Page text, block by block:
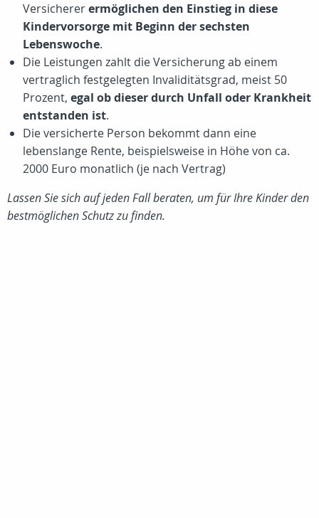
Versichererermöglichen den Einstieg in diese
Kindervorsorge mit Beginn der sechsten
Lebenswoche.
Die Leistungen zahlt die Versicherung ab einem
vertraglich festgelegten Invaliditätsgrad, meist 50
Prozent, egal ob dieser durch Unfall oder Krankheit
entstanden ist.
Die versicherte Person bekommt dann eine
lebenslange Rente, beispielsweise in Höhe von ca.
2000 Euro monatlich (je nach Vertrag)
Lassen Sie sich auf jeden Fall beraten, um für Ihre Kinder den
bestmöglichen Schutz zu finden.